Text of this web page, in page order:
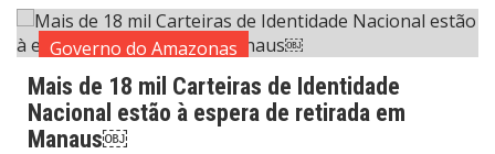
Governo do Amazonas
Mais de 18 mil Carteiras de Identidade
Nacional estão à espera de retirada em
Manaus￼